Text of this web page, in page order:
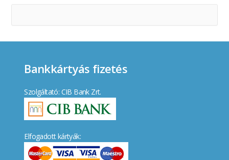
Bankkártyás fizetés
Szolgáltató: CIB Bank Zrt.
Elfogadott kártyák: